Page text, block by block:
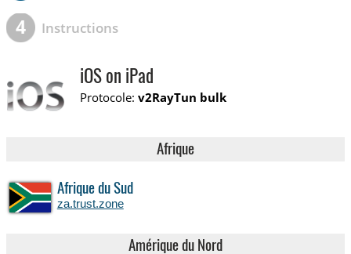
4 Instructions
iOS on iPad
Protocole:v2RayTun bulk
Afrique
Afrique du Sud
za.trust.zone
Amérique du Nord